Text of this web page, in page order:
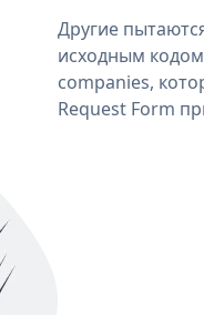
Другие
исходным
companies,
Request Form